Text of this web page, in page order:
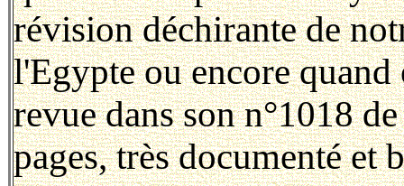
révision déchirante de
l'Egypte ou encore quand
revue dans son n°1018
pages, très documenté et